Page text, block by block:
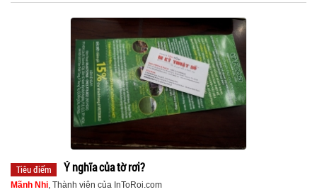
Tiêu điểm Ý nghĩa của tờ rơi?
Mãnh Nhi , Thành viên của InToRoi.com